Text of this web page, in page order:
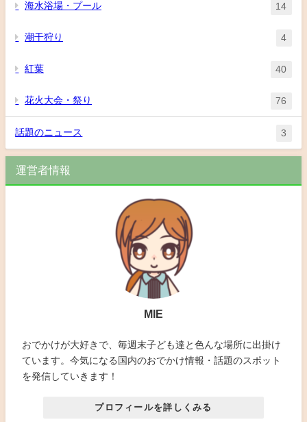
海水浴場・プール 14
潮干狩り 4
紅葉 40
花火大会・祭り 76
話題のニュース 3
運営者情報
MIE
おでかけが大好きで、毎週末子ども達と色んな場所に出掛け
ています。今気になる国内のおでかけ情報・話題のスポット
を発信していきます！
プロフィールを詳しくみる